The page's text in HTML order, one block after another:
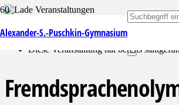
Alexander-S.-Puschkin-Gymnasium
« Alle Veranstaltungen
Diese Veranstaltung hat bereits